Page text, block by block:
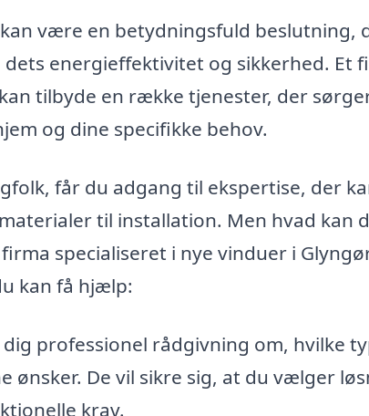
være en betydningsfuld beslutning,
energieffektivitet og sikkerhed. Et
tilbyde en række tjenester, der
og dine specifikke behov.
får du adgang til ekspertise, der
til installation. Men hvad kan
specialiseret i nye vinduer i
kan få hjælp:
dig professionel rådgivning om, hvilke
ønsker. De vil sikre sig, at du vælger
krav.